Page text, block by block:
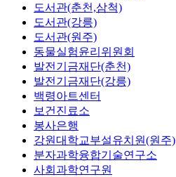
도서관(춘천,삼척)
도서관(강릉)
도서관(원주)
동물실험윤리위원회
발전기금재단(춘천)
발전기금재단(강릉)
백령아트센터
보건진료소
봉사은행
강원대학교부설유치원(원주)
분자과학융합기술연구소
사회과학연구원